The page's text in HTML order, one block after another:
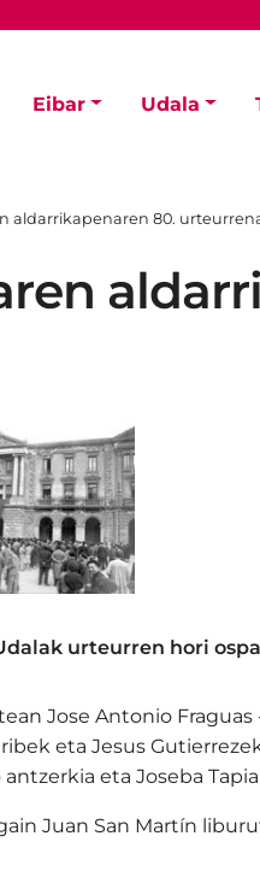
Eibar Udala
aldarrikapenaren 80.
urteurren hori
Jose Antonio
eta Jesus
eta Joseba
Juan San Martín